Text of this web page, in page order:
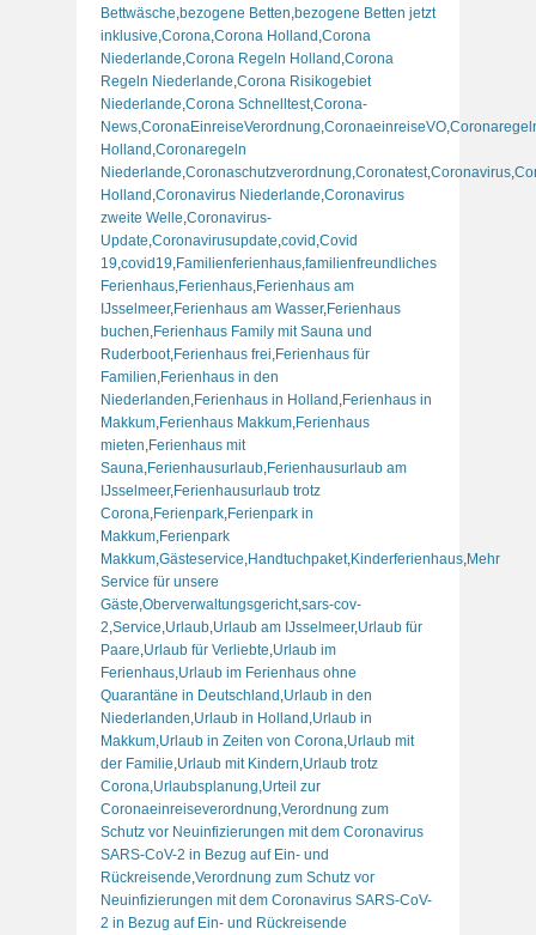
Bettwäsche bezogene Betten bezogene Betten jetzt
inklusive Corona Corona Holland Corona
Niederlande Corona Regeln Holland Corona
Regeln Niederlande Corona Risikogebiet
Niederlande Corona Schnelltest,Corona-
News CoronaEinreiseVerordnung CoronaeinreiseVO
Holland Coronaregeln
Niederlande Coronaschutzverordnung Coronatest,Coronavirus
Holland Coronavirus Niederlande Coronavirus
zweite Welle Coronavirus-
Update Coronavirusupdate covid Covid
19 covid19 Familienferienhaus familienfreundliches
Ferienhaus Ferienhaus Ferienhaus am
IJsselmeer, Ferienhaus am Wasser, Ferienhaus
buchen Ferienhaus Family mit Sauna und
Ruderboot, Ferienhaus frei Ferienhaus für
Familien Ferienhaus in den
Niederlanden Ferienhaus in Holland Ferienhaus in
Makkum Ferienhaus Makkum Ferienhaus
mieten Ferienhaus mit
Sauna Ferienhausurlaub Ferienhausurlaub am
IJsselmeer, Ferienhausurlaub trotz
Corona Ferienpark Ferienpark in
Makkum Ferienpark
Makkum Gästeservice Handtuchpaket, Kinderferienhaus Mehr
Service für unsere
Gäste Oberverwaltungsgericht,sars-cov-
2 Service Urlaub Urlaub am IJsselmeer, Urlaub für
Paare Urlaub für Verliebte Urlaub im
Ferienhaus Urlaub im Ferienhaus ohne
Quarantäne in Deutschland Urlaub in den
Niederlanden Urlaub in Holland Urlaub in
Makkum Urlaub in Zeiten von Corona Urlaub mit
der Familie Urlaub mit Kindern Urlaub trotz
Corona Urlaubsplanung Urteil zur
Coronaeinreiseverordnung Verordnung zum
Schutz vor Neuinfizierungen mit dem Coronavirus
SARS-CoV-2 in Bezug auf Ein- und
Rückreisende Verordnung zum Schutz vor
Neuinfizierungen mit dem Coronavirus SARS-CoV-
2 in Bezug auf Ein- und Rückreisende